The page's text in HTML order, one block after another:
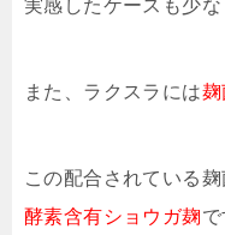
実感したケースも少な
また、ラクスラには麹
この配合されている
酵素含有ショウガ麹で